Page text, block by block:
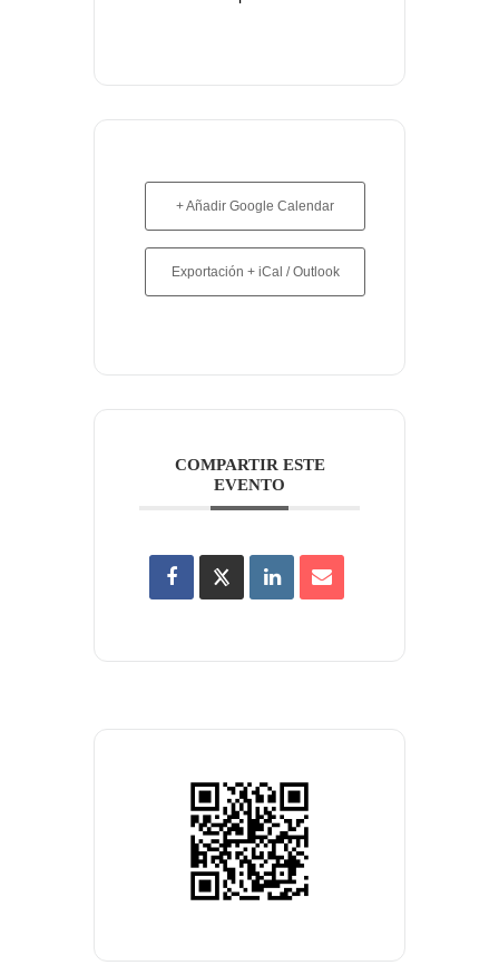
+ Añadir Google Calendar
Exportación + iCal / Outlook
COMPARTIR ESTE
EVENTO